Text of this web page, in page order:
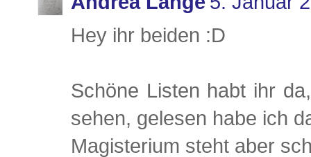
Hey ihr beiden :D
Schöne Listen habt ihr
sehen, gelesen habe ich
Magisterium steht aber